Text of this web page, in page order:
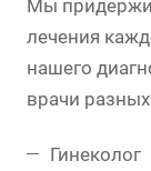
Мы
лечения
нашего
врачи
Гинеколог